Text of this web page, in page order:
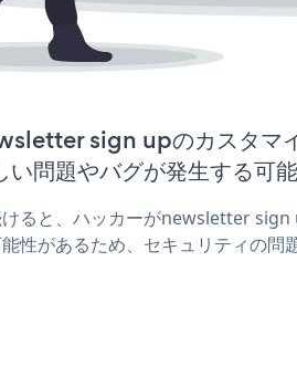
sign upのカスタマ
問題やバグが発生する可
ると、ハッカーがnewsletter sign
性があるため、セキュリティの問